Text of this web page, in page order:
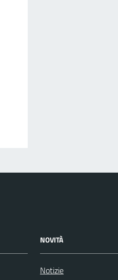
NOVITÀ
Notizie